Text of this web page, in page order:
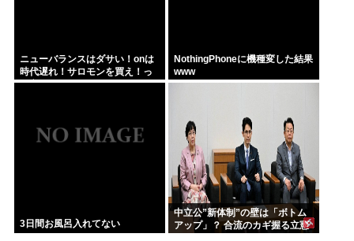
ニューバランスはダサい！onは
時代遅れ！サロモンを買え！っ
て言われたから買ったんやが
NothingPhoneに機種変した結果
www
3日間お風呂入れてない
中立公”新体制”の壁は「ボトム
アップ」？ 合流のカギ握る立憲